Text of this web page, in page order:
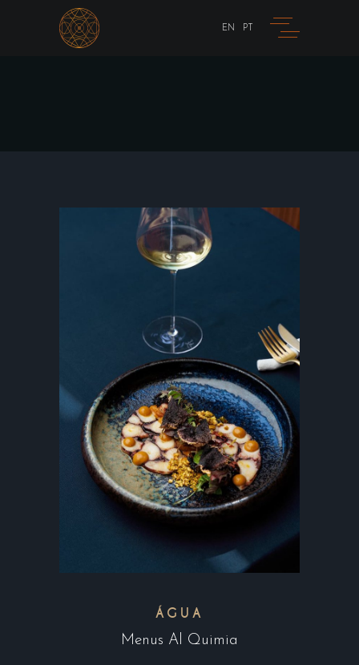
EN PT
ÁGUA
Menus Al Quimia